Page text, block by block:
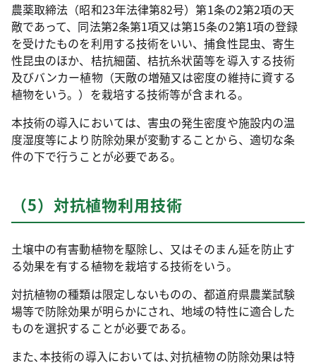
農薬取締法（昭和23年法律第82号）第1条の2第2項の天
敵であって、同法第2条第1項又は第15条の2第1項の登録
を受けたものを利用する技術をいい、捕食性昆虫、寄生
性昆虫のほか、桔抗細菌、桔抗糸状菌等を導入する技術
及びバンカー植物（天敵の増殖又は密度の維持に資する
植物をいう。）を栽培する技術等が含まれる。
本技術の導入においては、害虫の発生密度や施設内の温
度湿度等により防除効果が変動することから、適切な条
件の下で行うことが必要である。
（5）対抗植物利用技術
土壌中の有害動植物を駆除し、又はそのまん延を防止す
る効果を有する植物を栽培する技術をいう。
対抗植物の種類は限定しないものの、都道府県農業試験
場等で防除効果が明らかにされ、地域の特性に適合した
ものを選択することが必要である。
また､本技術の導入においては､対抗植物の防除効果は特